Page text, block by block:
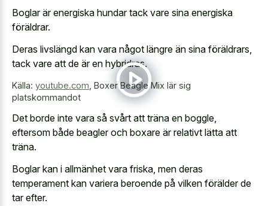
Boglar är energiska hundar tack vare sina energiska
föräldrar.
Deras livslängd kan vara något längre än sina föräldrars,
tack vare att de är en hybridras.
Källa: youtube.com Boxer Beagle Mix lär sig
platskommandot
Det borde inte vara så svårt att träna en boggle,
eftersom både beagler och boxare är relativt lätta att
träna.
Boglar kan i allmänhet vara friska, men deras
temperament kan variera beroende på vilken förälder de
tar efter.